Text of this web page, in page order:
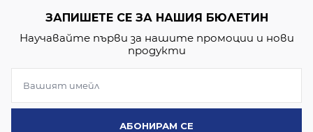
ЗАПИШЕТЕ СЕ ЗА НАШИЯ БЮЛЕТИН
Научавайте първи за нашите промоции и нови
продукти
АБОНИРАМ СЕ